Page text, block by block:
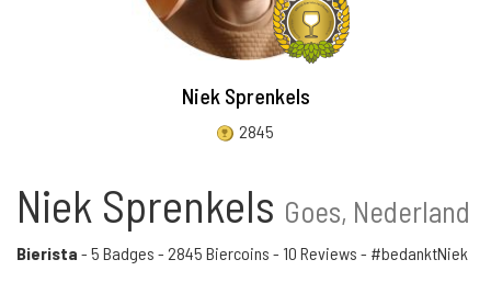
Niek Sprenkels
2845
Niek Sprenkels Goes, Nederland
Bierista - 5 Badges - 2845 Biercoins - 10 Reviews - #bedanktNiek